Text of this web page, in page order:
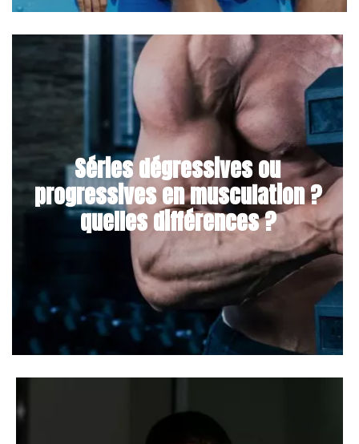
Séries dégressives ou
progressives en musculation ?
quelles différences ?